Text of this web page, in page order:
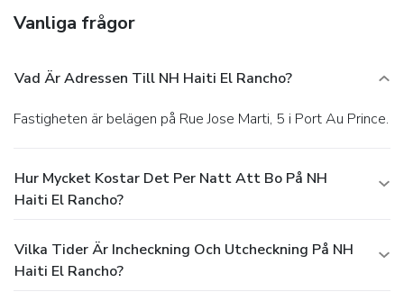
Vanliga frågor
Vad Är Adressen Till NH Haiti El Rancho?
Fastigheten är belägen på Rue Jose Marti, 5 i Port Au Prince.
Hur Mycket Kostar Det Per Natt Att Bo På NH
Haiti El Rancho?
Vilka Tider Är Incheckning Och Utcheckning På NH
Haiti El Rancho?